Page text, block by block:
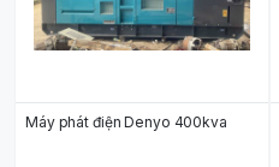
Máy phát điện Denyo 400kva